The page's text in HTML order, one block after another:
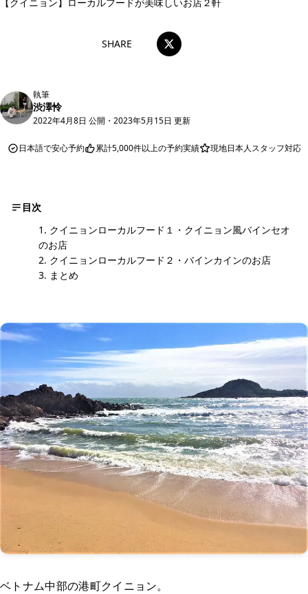
【クイニョン】ローカルフードが美味しいお店２軒
SHARE
執筆
渋澤怜
2022年4月8日 公開 ・ 2023年5月15日 更新
日本語で安心予約 累計5,000件以上の予約実績 現地日本人スタッフ対応
目次
クイニョンローカルフード１・クイニョン風バインセオ
のお店
クイニョンローカルフード２・バインカインのお店
まとめ
ベトナム中部の港町クイニョン。